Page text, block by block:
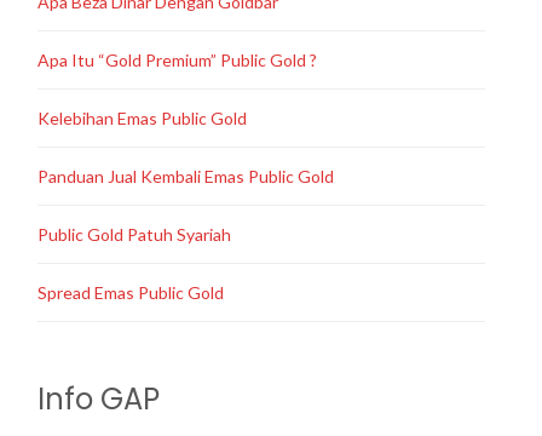
Apa Itu “Gold Premium” Public Gold ?
Kelebihan Emas Public Gold
Panduan Jual Kembali Emas Public Gold
Public Gold Patuh Syariah
Spread Emas Public Gold
Info GAP